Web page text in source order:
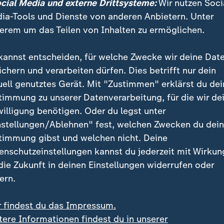
Musk, Starlink nicht abschalten zu wollen. "Um es
sehr ich mit der Ukraine-Politik nicht einverstanden
abschalten", schreibt er auf X. "Wir würden
benutzen."
Musk
Ein Klick für den Datenschutz
hier klicken, werden Bilder und andere Daten von X
Ihre IP-Adresse wird dabei an externe Server von
dieses Social Media-Anbieters können Sie
Um Ihre künftigen Besuche zu
in denDatenschutzeinstellungen
Media und externe Drittsysteme:Wir nutzen
Tools und Dienste von anderen Anbietern. Unter
um das Teilen von Inhalten zu ermöglichen.
entscheiden, für welche Zwecke wir deine
und verarbeiten dürfen. Dies betrifft nur dein
genutztes Gerät. Mit "Zustimmen" erklärst du
zu unserer Datenverarbeitung, für die wir
benötigen. Oder du legst unter
Ablehnen" fest, welchen Zwecken du
gibst und welchen nicht. Deine
kannst du jederzeit mit
Zukunft in deinen Einstellungen widerrufen oder
findest du das Impressum.
Informationen findest du in unserer